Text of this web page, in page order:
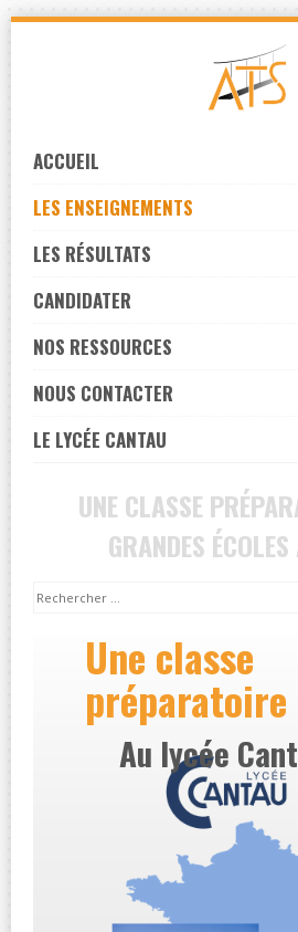
content
ACCUEIL
LES ENSEIGNEMENTS
LES RÉSULTATS
CANDIDATER
NOS RESSOURCES
NOUS CONTACTER
LE LYCÉE CANTAU
UNE CLASSE
GRANDES
Une classe
préparatoire
Au lycée